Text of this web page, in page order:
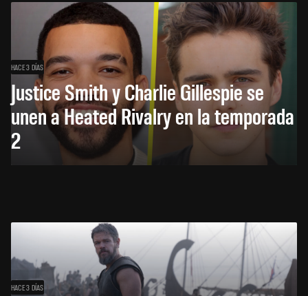
HACE 3 DÍAS
Justice Smith y Charlie Gillespie se
unen a Heated Rivalry en la temporada
2
HACE 3 DÍAS